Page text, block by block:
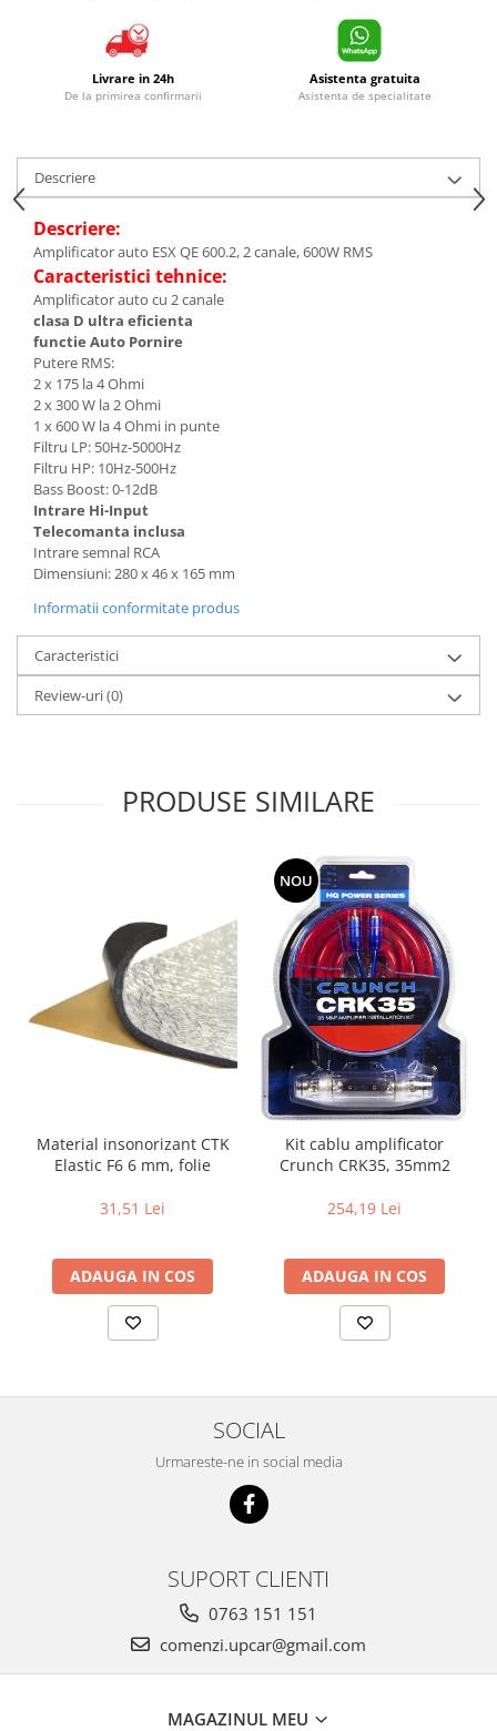
Livrare in 24h
De la primirea confirmarii
Asistenta gratuita
Asistenta de specialitate
Descriere
Descriere:
Amplificator auto ESX QE 600.2, 2 canale, 600W RMS
Caracteristici tehnice:
Amplificator auto cu 2 canale
clasa D ultra eficienta
functie Auto Pornire
Putere RMS:
2 x 175 la 4 Ohmi
2 x 300 W la 2 Ohmi
1 x 600 W la 4 Ohmi in punte
Filtru LP: 50Hz-5000Hz
Filtru HP: 10Hz-500Hz
Bass Boost: 0-12dB
Intrare Hi-Input
Telecomanta inclusa
Intrare semnal RCA
Dimensiuni: 280 x 46 x 165 mm
Informatii conformitate produs
Caracteristici
Review-uri(0)
PRODUSE SIMILARE
Material insonorizant CTK
Elastic F6 6 mm, folie
31,51 Lei
ADAUGA IN COS
NOU
Kit cablu amplificator
Crunch CRK35, 35mm2
254,19 Lei
ADAUGA IN COS
SOCIAL
Urmareste-ne in social media
SUPORT CLIENTI
0763 151 151
comenzi.upcar@gmail.com
MAGAZINUL MEU